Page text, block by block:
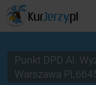
Punkt DPD Al.
Warszawa